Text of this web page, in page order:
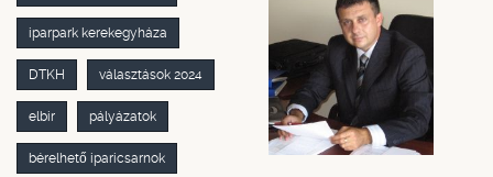
iparpark kerekegyháza
DTKH választások 2024
elbir pályázatok
bérelhető iparicsarnok